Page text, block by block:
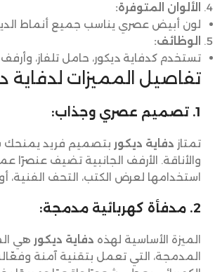
الألوان المتوفرة:
لون أبيض عصري يناسب جميع أنماط
الوظائف:
تستخدم كدفاية ديكور، حامل تلفاز،
تفاصيل المميزات لدفاية
1. تصميم عصري وجذاب:
تمتاز دفاية ديكور بتصميم فريد يمنحك
والأناقة. الأرفف الجانبية تضيف عنصرًا
استخدامها لعرض الكتب، التحف الفنية،
2. مدفأة كهربائية مدمجة:
الميزة الأساسية لهذه دفاية ديكور هي
المدمجة، التي تعمل بتقنية آمنة